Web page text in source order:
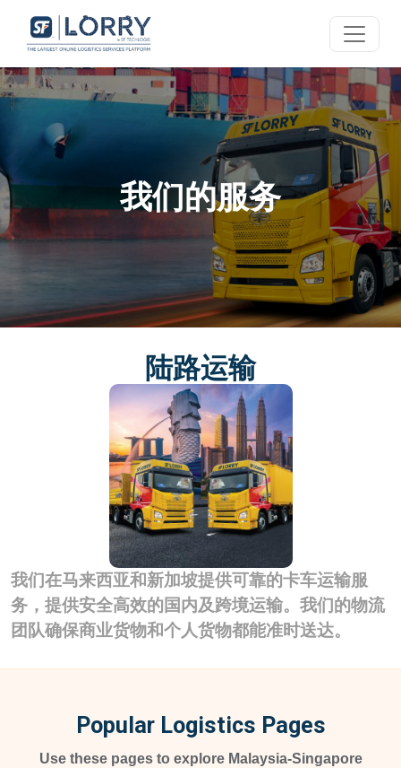
我们的服务
陆路运输
我们在马来西亚和新加坡提供可靠的卡车运输服
务，提供安全高效的国内及跨境运输。我们的物流
团队确保商业货物和个人货物都能准时送达。
Popular Logistics Pages
Use these pages to explore Malaysia-Singapore